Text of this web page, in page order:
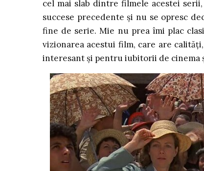
cel mai slab dintre filmele acestei
succese precedente și nu se opresc
fine de serie. Mie nu prea îmi plac
vizionarea acestui film, care are
interesant și pentru iubitorii de cinema